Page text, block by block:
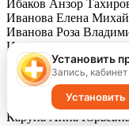
Ибаков Анзор
Иванова Елена
Иванова Роза
Иванченко Яна
Иванчура Юрий
Игошина Наталья
Какорина Мария
Кариди Вера
Каруна Анна
Установить
Запись,
Установить